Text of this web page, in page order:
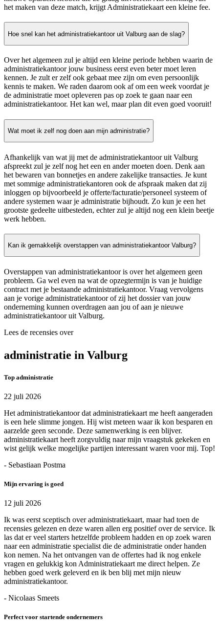
het maken van deze match, krijgt Administratiekaart een kleine fee.
Hoe snel kan het administratiekantoor uit Valburg aan de slag?
Over het algemeen zul je altijd een kleine periode hebben waarin de
administratiekantoor jouw business eerst even beter moet leren
kennen. Je zult er zelf ook gebaat mee zijn om even persoonlijk
kennis te maken. We raden daarom ook af om een week voordat je
de administratie moet opleveren pas op zoek te gaan naar een
administratiekantoor. Het kan wel, maar plan dit even goed vooruit!
Wat moet ik zelf nog doen aan mijn administratie?
Afhankelijk van wat jij met de administratiekantoor uit Valburg
afspreekt zul je zelf nog het een en ander moeten doen. Denk aan
het bewaren van bonnetjes en andere zakelijke transacties. Je kunt
met sommige administratiekantoren ook de afspraak maken dat zij
inloggen op bijvoorbeeld je offerte/facturatie/personeel systeem of
andere systemen waar je administratie bijhoudt. Zo kun je een het
grootste gedeelte uitbesteden, echter zul je altijd nog een klein beetje
werk hebben.
Kan ik gemakkelijk overstappen van administratiekantoor Valburg?
Overstappen van administratiekantoor is over het algemeen geen
probleem. Ga wel even na wat de opzegtermijn is van je huidige
contract met je bestaande administratiekantoor. Vraag vervolgens
aan je vorige administratiekantoor of zij het dossier van jouw
onderneming kunnen overdragen aan jou of aan je nieuwe
administratiekantoor uit Valburg.
Lees de recensies over
administratie in Valburg
Top administratie
22 juli 2026
Het administratiekantoor dat administratiekaart me heeft aangeraden
is een hele slimme jongen. Hij wist meteen waar ik kon besparen en
aarzelde geen seconde. Deze samenwerking is een blijver.
administratiekaart heeft zorgvuldig naar mijn vraagstuk gekeken en
wist gelijk welke mogelijke partijen interessant waren voor mij. Top!
- Sebastiaan Postma
Mijn ervaring is goed
12 juli 2026
Ik was eerst sceptisch over administratiekaart, maar had toen de
recensies gelezen en deze waren allen erg positief over de service. Ik
las dat er veel starters hetzelfde probleem hadden en op zoek waren
naar een administratie specialist die de administratie onder handen
kon nemen. Na het ontvangen van de offertes had ik nog enkele
vragen en gelukkig kon Administratiekaart me direct helpen. Ze
hebben goed werk geleverd en ik ben blij met mijn nieuw
administratiekantoor.
- Nicolaas Smeets
Perfect voor startende ondernemers